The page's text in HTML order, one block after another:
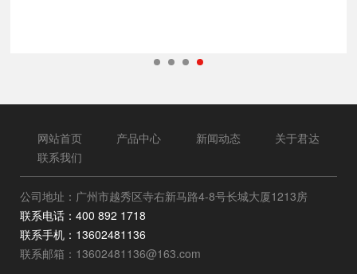
网站首页 产品中心 新闻动态
关于君达
联系我们
公司地址：广州市越秀区寺右新马路4-8号长城大厦1213房
联系电话：400 892 1718
联系手机：13602481136
联系邮箱：13602481136@163.com